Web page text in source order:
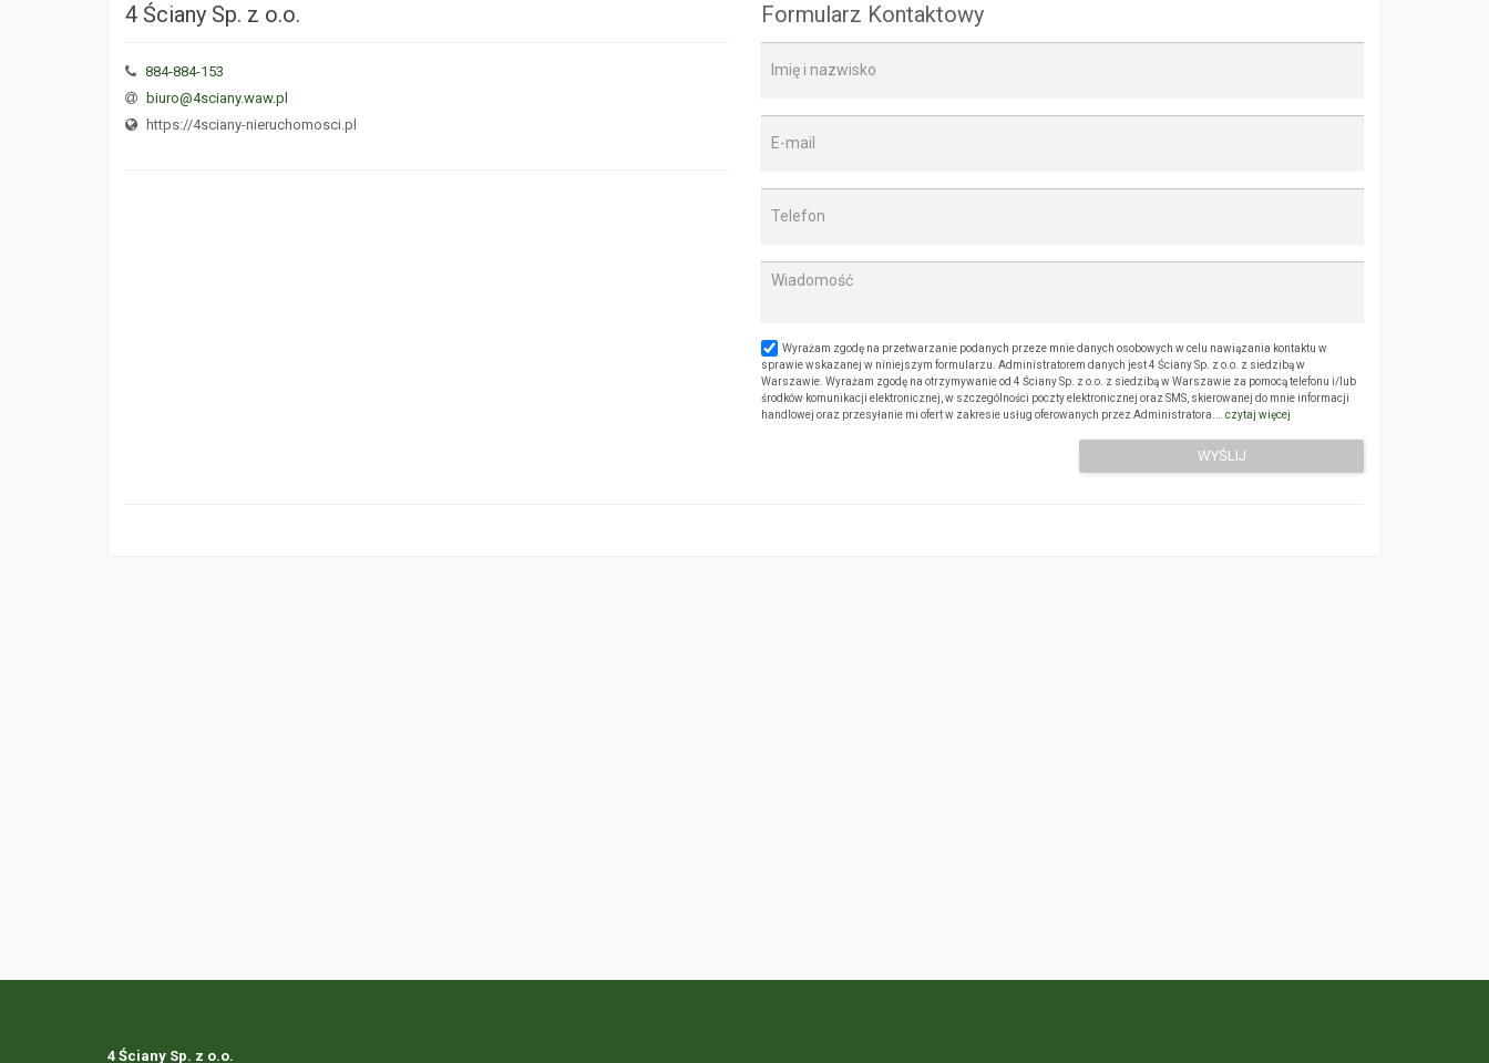
4 Ściany Sp. z o.o.
884-884-153
biuro@4sciany.waw.pl
https://4sciany-nieruchomosci.pl
Formularz Kontaktowy
Wyrażam zgodę na przetwarzanie podanych przeze mnie danych osobowych w celu nawiązania kontaktu w
sprawie wskazanej w niniejszym formularzu. Administratorem danych jest 4 Ściany Sp. z o.o. z siedzibą w
Warszawie. Wyrażam zgodę na otrzymywanie od 4 Ściany Sp. z o.o. z siedzibą w Warszawie za pomocą telefonu i/lub
środków komunikacji elektronicznej, w szczególności poczty elektronicznej oraz SMS, skierowanej do mnie informacji
handlowej oraz przesyłanie mi ofert w zakresie usług oferowanych przez Administratora.… czytaj więcej
4 Ściany Sp. z o.o.